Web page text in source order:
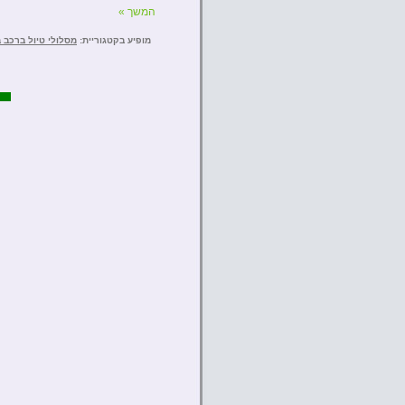
המשך »
מופיע בקטגוריית: מסלולי טיול